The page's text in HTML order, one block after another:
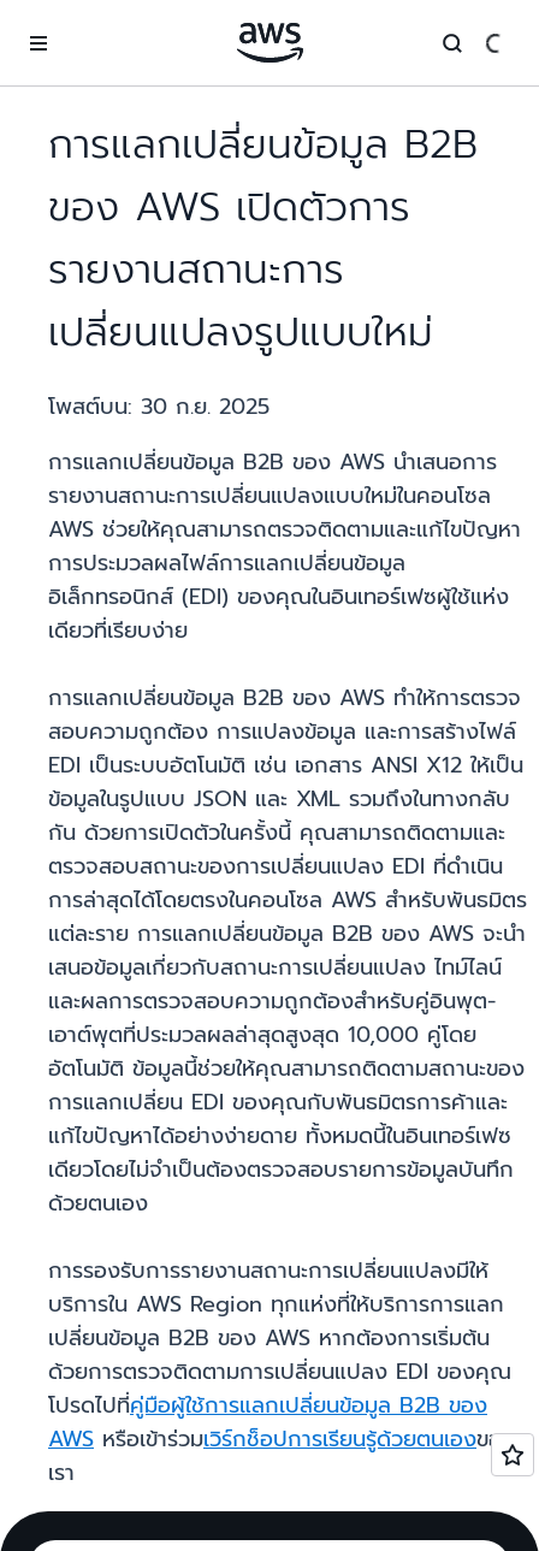
การแลกเปลี่ยนข้อมูล B2B
ของ AWS เปิดตัวการ
รายงานสถานะการ
เปลี่ยนแปลงรูปแบบใหม่
โพสต์บน: 30 ก.ย. 2025
การแลกเปลี่ยนข้อมูล B2B ของ AWS นำเสนอการ
รายงานสถานะการเปลี่ยนแปลงแบบใหม่ในคอนโซล
AWS ช่วยให้คุณสามารถตรวจติดตามและแก้ไขปัญหา
การประมวลผลไฟล์การแลกเปลี่ยนข้อมูล
อิเล็กทรอนิกส์ (EDI) ของคุณในอินเทอร์เฟซผู้ใช้แห่ง
เดียวที่เรียบง่าย
การแลกเปลี่ยนข้อมูล B2B ของ AWS ทำให้การตรวจ
สอบความถูกต้อง การแปลงข้อมูล และการสร้างไฟล์
EDI เป็นระบบอัตโนมัติ เช่น เอกสาร ANSI X12 ให้เป็น
ข้อมูลในรูปแบบ JSON และ XML รวมถึงในทางกลับ
กัน ด้วยการเปิดตัวในครั้งนี้ คุณสามารถติดตามและ
ตรวจสอบสถานะของการเปลี่ยนแปลง EDI ที่ดำเนิน
การล่าสุดได้โดยตรงในคอนโซล AWS สำหรับพันธมิตร
แต่ละราย การแลกเปลี่ยนข้อมูล B2B ของ AWS จะนำ
เสนอข้อมูลเกี่ยวกับสถานะการเปลี่ยนแปลง ไทม์ไลน์
และผลการตรวจสอบความถูกต้องสำหรับคู่อินพุต-
เอาต์พุตที่ประมวลผลล่าสุดสูงสุด 10,000 คู่โดย
อัตโนมัติ ข้อมูลนี้ช่วยให้คุณสามารถติดตามสถานะของ
การแลกเปลี่ยน EDI ของคุณกับพันธมิตรการค้าและ
แก้ไขปัญหาได้อย่างง่ายดาย ทั้งหมดนี้ในอินเทอร์เฟซ
เดียวโดยไม่จำเป็นต้องตรวจสอบรายการข้อมูลบันทึก
ด้วยตนเอง
การรองรับการรายงานสถานะการเปลี่ยนแปลงมีให้
บริการใน AWS Region ทุกแห่งที่ให้บริการการแลก
เปลี่ยนข้อมูล B2B ของ AWS หากต้องการเริ่มต้น
ด้วยการตรวจติดตามการเปลี่ยนแปลง EDI ของคุณ
โปรดไปที่คู่มือผู้ใช้การแลกเปลี่ยนข้อมูล B2B ของ
AWS หรือเข้าร่วมเวิร์กช็อปการเรียนรู้ด้วยตนเองของ
เรา